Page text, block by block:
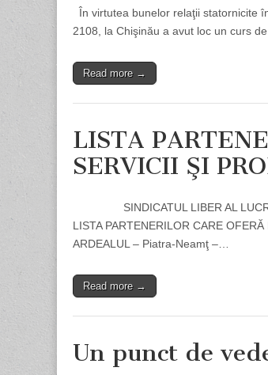
În virtutea bunelor relaţii statornicite
2108, la Chişinău a avut loc un curs
Read more →
LISTA
SERVICII ŞI
SINDICATUL LIBER AL
LISTA PARTENERILOR CARE
ARDEALUL – Piatra-Neamţ –…
Read more →
Un punct de